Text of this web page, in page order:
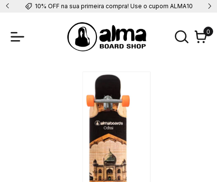
10% OFF na sua primeira compra! Use o cupom ALMA10
0